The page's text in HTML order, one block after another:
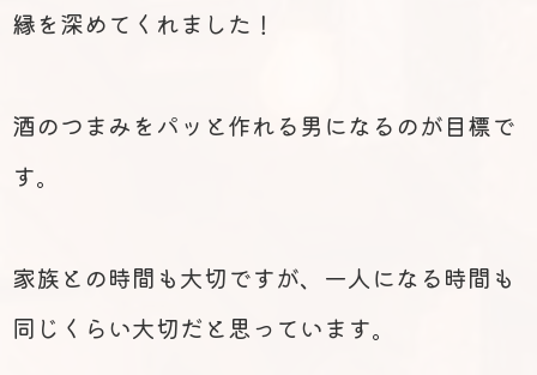
縁を深めてくれました！
酒のつまみをパッと作れる男になるのが目標で
す。
家族との時間も大切ですが、一人になる時間も
同じくらい大切だと思っています。